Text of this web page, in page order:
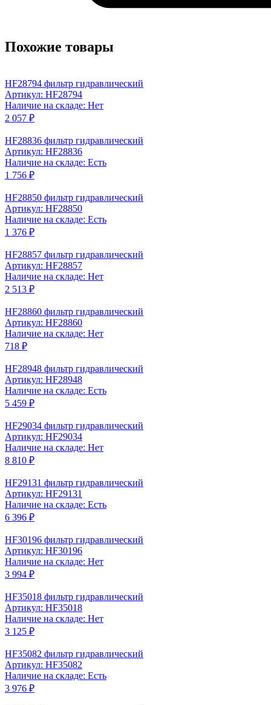
Похожие товары
HF28794 фильтр гидравлический
Артикул: HF28794
Наличие на складе: Нет
2 057 ₽
HF28836 фильтр гидравлический
Артикул: HF28836
Наличие на складе: Есть
1 756 ₽
HF28850 фильтр гидравлический
Артикул: HF28850
Наличие на складе: Есть
1 376 ₽
HF28857 фильтр гидравлический
Артикул: HF28857
Наличие на складе: Нет
2 513 ₽
HF28860 фильтр гидравлический
Артикул: HF28860
Наличие на складе: Нет
718 ₽
HF28948 фильтр гидравлический
Артикул: HF28948
Наличие на складе: Есть
5 459 ₽
HF29034 фильтр гидравлический
Артикул: HF29034
Наличие на складе: Нет
8 810 ₽
HF29131 фильтр гидравлический
Артикул: HF29131
Наличие на складе: Есть
6 396 ₽
HF30196 фильтр гидравлический
Артикул: HF30196
Наличие на складе: Нет
3 994 ₽
HF35018 фильтр гидравлический
Артикул: HF35018
Наличие на складе: Нет
3 125 ₽
HF35082 фильтр гидравлический
Артикул: HF35082
Наличие на складе: Есть
3 976 ₽